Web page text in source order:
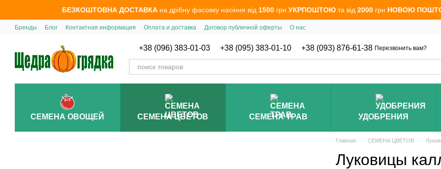
Перейти к основному контентуБЕЗКОШТОВНА ДОСТАВКА на дрібну фасовку насіння від 1500грн УКРПОШТОЮта від 2000грн НОВОЮ
Бренды Блог Контактная информация Оплата и доставка Договор публичной оферты О нас
+38 (096) 383-01-03 +38 (095) 383-01-10 +38 (093) 876-61-38 Перезвонить вам?
СЕМЕНА ОВОЩЕЙ СЕМЕНА ЦВЕТОВ СЕМЕНА ТРАВ УДОБРЕНИЯ
Главная СЕМЕНА ЦВЕТОВ
Луковицы